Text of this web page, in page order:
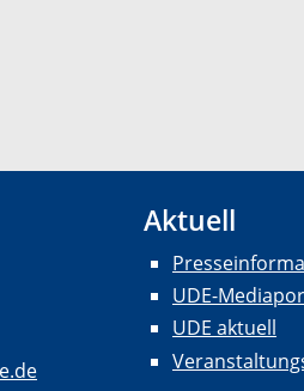
Aktuell
UDE-
UDE aktuell